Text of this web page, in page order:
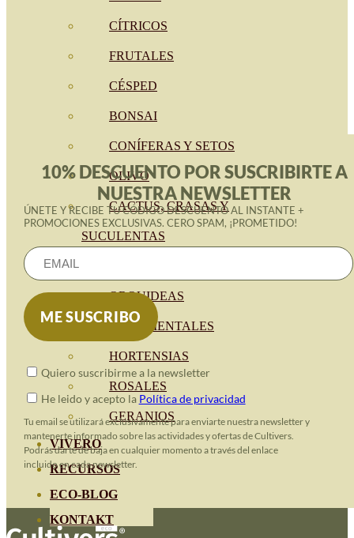
CÍTRICOS
FRUTALES
CÉSPED
BONSAI
CONÍFERAS Y SETOS
OLIVO
CACTUS, CRASAS Y
SUCULENTAS
ORQUIDEAS
ORNAMENTALES
HORTENSIAS
ROSALES
GERANIOS
VIVERO
RECURSOS
ECO-BLOG
KONTAKT
10% DESCUENTO POR SUSCRIBIRTE A
NUESTRA NEWSLETTER
ÚNETE Y RECIBE TU CÓDIGO DESCUENTO AL INSTANTE +
PROMOCIONES EXCLUSIVAS. CERO SPAM, ¡PROMETIDO!
Quiero suscribirme a la newsletter
He leido y acepto la Política de privacidad
Tu email se utilizará exclusivamente para enviarte nuestra newsletter y
mantenerte informado sobre las actividades y ofertas de Cultivers.
Podrás darte de baja en cualquier momento a través del enlace
incluido en cada newsletter.